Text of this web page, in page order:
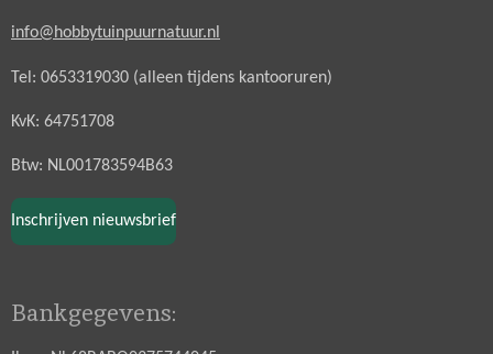
info@hobbytuinpuurnatuur.nl
Tel: 0653319030 (alleen tijdens kantooruren)
KvK: 64751708
Btw: NL001783594B63
Inschrijven nieuwsbrief
Bankgegevens: